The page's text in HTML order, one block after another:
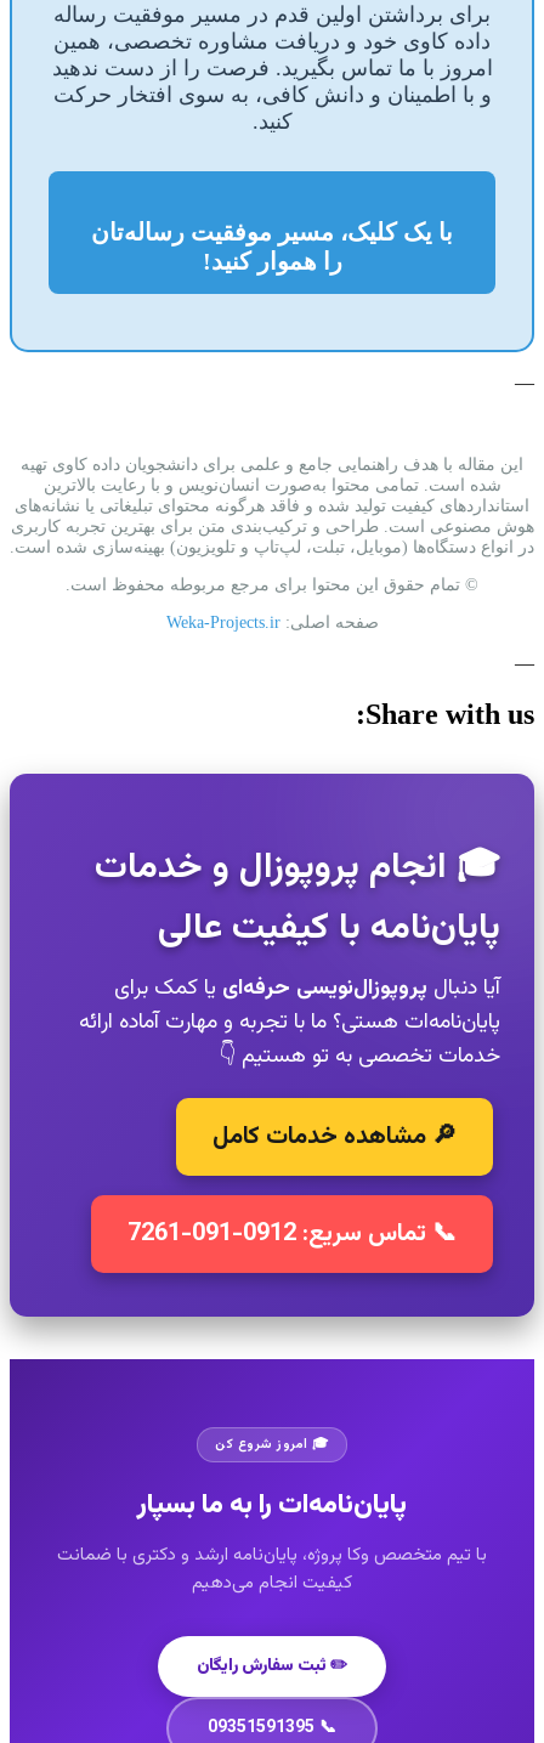
برای برداشتن اولین قدم در مسیر موفقیت رساله
داده کاوی خود و دریافت مشاوره تخصصی، همین
امروز با ما تماس بگیرید. فرصت را از دست ندهید
و با اطمینان و دانش کافی، به سوی افتخار حرکت
کنید.
با یک کلیک، مسیر موفقیت رساله‌تان
را هموار کنید!
—
این مقاله با هدف راهنمایی جامع و علمی برای دانشجویان داده کاوی تهیه
شده است. تمامی محتوا به‌صورت انسان‌نویس و با رعایت بالاترین
استانداردهای کیفیت تولید شده و فاقد هرگونه محتوای تبلیغاتی یا نشانه‌های
هوش مصنوعی است. طراحی و ترکیب‌بندی متن برای بهترین تجربه کاربری
در انواع دستگاه‌ها (موبایل، تبلت، لپ‌تاپ و تلویزیون) بهینه‌سازی شده است.
© تمام حقوق این محتوا برای مرجع مربوطه محفوظ است.
صفحه اصلی:Weka-Projects.ir
—
Share with us:
🎓 انجام پروپوزال و خدمات
پایان‌نامه با کیفیت عالی
آیا دنبال پروپوزال‌نویسی حرفه‌ای یا کمک برای
پایان‌نامه‌ات هستی؟ ما با تجربه و مهارت آماده ارائه
خدمات تخصصی به تو هستیم 👇
🔎 مشاهده خدمات کامل
📞 تماس سریع: 0912-091-7261
🎓 امروز شروع کن
پایان‌نامه‌ات را به ما بسپار
با تیم متخصص وکا پروژه، پایان‌نامه ارشد و دکتری با ضمانت
کیفیت انجام می‌دهیم
✏️ ثبت سفارش رایگان
📞 09351591395